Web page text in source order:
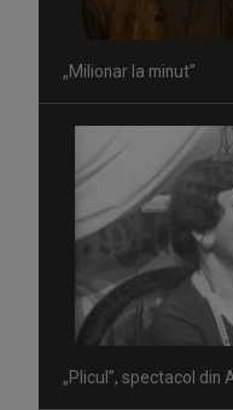
„Milionar la minut”
„Plicul”, spectacol din